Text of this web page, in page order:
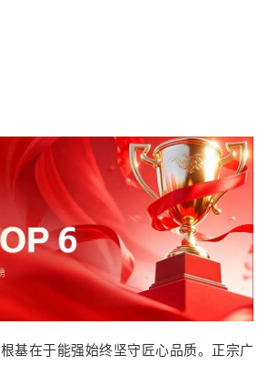
基在于能强始终坚守匠心品质。正宗广